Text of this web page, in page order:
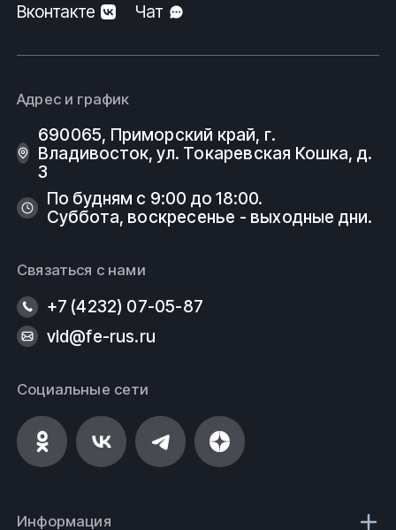
Вконтакте
Чат
Адрес и график
690065, Приморский край, г.
Владивосток, ул. Токаревская Кошка, д.
3
По будням с 9:00 до 18:00.
Суббота, воскресенье - выходные дни.
Связаться с нами
+7 (4232) 07-05-87
vld@fe-rus.ru
Социальные сети
Информация